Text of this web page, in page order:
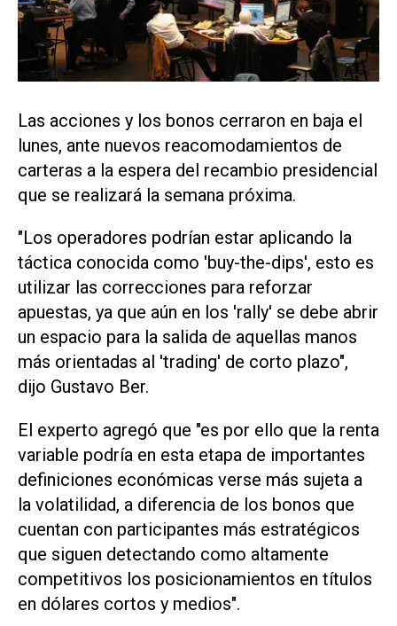
Las acciones y los bonos cerraron en baja el
lunes, ante nuevos reacomodamientos de
carteras a la espera del recambio presidencial
que se realizará la semana próxima.
"Los operadores podrían estar aplicando la
táctica conocida como 'buy-the-dips', esto es
utilizar las correcciones para reforzar
apuestas, ya que aún en los 'rally' se debe abrir
un espacio para la salida de aquellas manos
más orientadas al 'trading' de corto plazo",
dijo Gustavo Ber.
El experto agregó que "es por ello que la renta
variable podría en esta etapa de importantes
definiciones económicas verse más sujeta a
la volatilidad, a diferencia de los bonos que
cuentan con participantes más estratégicos
que siguen detectando como altamente
competitivos los posicionamientos en títulos
en dólares cortos y medios".